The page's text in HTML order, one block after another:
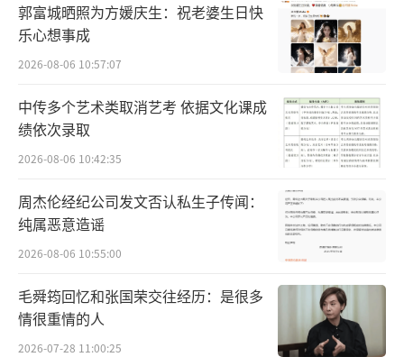
化三者相融合，并发出感慨“《小巷人家》是
今年看过最好看的电视剧”“演员们太会演
了，好像真的回到了那个时代”。权威媒体也
接连发表了对剧集的高度赞誉。其中，《人民
网》评论道：“在这个快节奏的时代，《小巷
人家》如同一股清流，缓缓流淌进观众的心田
也让我们重新审视家庭的意义，感受生活的温
暖与美好”；《环球时报》则表示：“《小巷
人家》的节奏平衡了强戏剧性和生活流的切
换，分房、买电视、孩子的学习和高考是中国
普通老百姓的‘头等大事’，把这些烟火气的
故事讲好讲真，才能引发广大观众共鸣”。故
郭富城晒照为方媛庆生：祝老婆生日快
乐心想事成
2026-08-06 10:57:07
中传多个艺术类取消艺考 依据文化课成
绩依次录取
2026-08-06 10:42:35
周杰伦经纪公司发文否认私生子传闻：
纯属恶意造谣
2026-08-06 10:55:00
毛舜筠回忆和张国荣交往经历：是很多
情很重情的人
2026-07-28 11:00:25